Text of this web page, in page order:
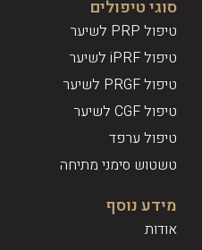
סוגי טיפולים
טיפול PRP לשיער
טיפול iPRF לשיער
טיפול PRGF לשיער
טיפול CGF לשיער
טיפול ערפד
טשטוש סימני מתיחה
מידע נוסף
אודות